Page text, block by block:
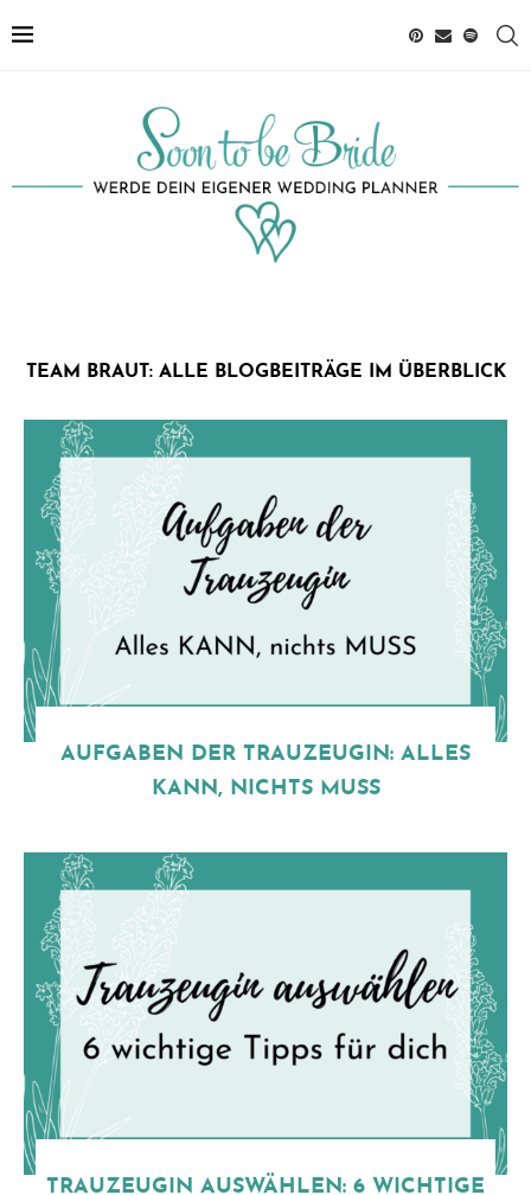
TEAM BRAUT: ALLE BLOGBEITRÄGE IM ÜBERBLICK
AUFGABEN DER TRAUZEUGIN: ALLES
KANN, NICHTS MUSS
TRAUZEUGIN AUSWÄHLEN: 6 WICHTIGE